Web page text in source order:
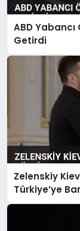
ABD Yabancı
Getirdi
Zelenskiy
Türkiye’ye